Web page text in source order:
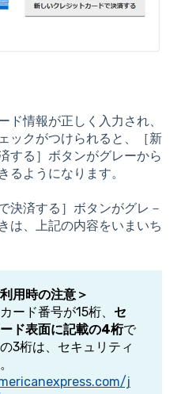
ド情報が正しく入力され、
ックがつけられると、［新
する］ボタンがグレーから
るようになります。
決済する］ボタンがグレ－
は、上記の内容をいまいち
用時の注意＞
ード番号が15桁、 セ
ド表面に記載の4桁で
3桁は、セキュリティ
j